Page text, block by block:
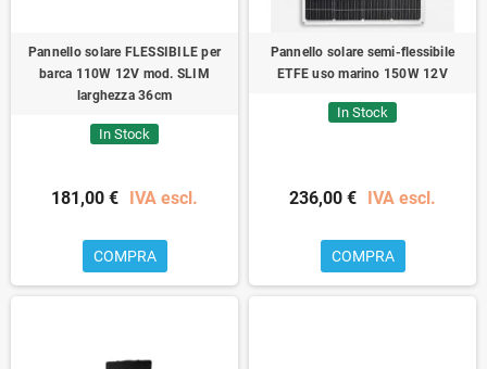
Pannello solare FLESSIBILE per
barca 110W 12V mod. SLIM
larghezza 36cm
In Stock
181,00 € IVA escl.
COMPRA
Pannello solare semi-flessibile
ETFE uso marino 150W 12V
In Stock
236,00 € IVA escl.
COMPRA